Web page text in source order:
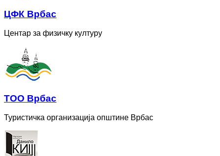
ЦФК Врбас
Центар за физичку културу
ТОО Врбас
Туристичка организација општине Врбас